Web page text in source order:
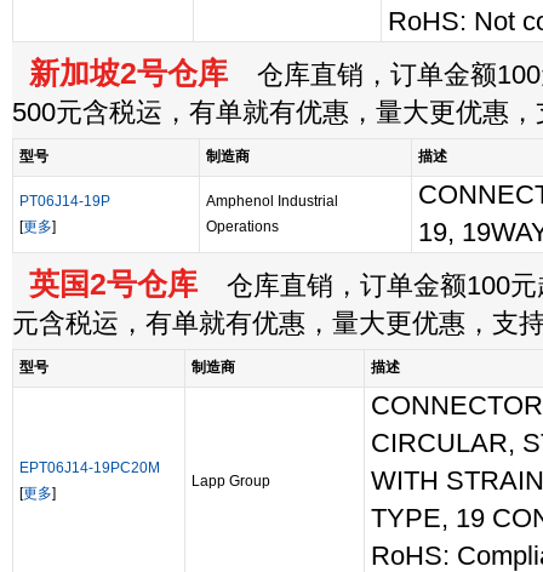
RoHS: Not
新加坡2号仓库 仓库直销，订单金额
500元含税运，有单就有优惠，量大更优惠
型号 制造商 描述
PT06J14-19P
[更多]
Amphenol Industrial
Operations
19,
英国2号仓库 仓库直销，订单金额100元
元含税运，有单就有优惠，量大更优惠，支
型号 制造商 描述
EPT06J14-19PC20M
[更多]
Lapp Group
CIRCULAR,
WITH
TYPE, 19
RoHS: